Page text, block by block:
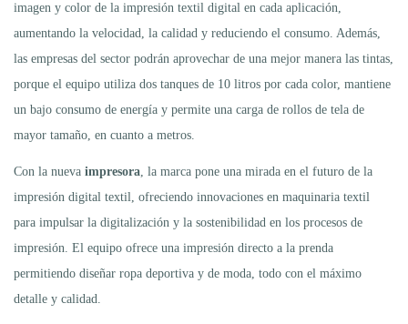
imagen y color de la impresión textil digital en cada aplicación,
aumentando la velocidad, la calidad y reduciendo el consumo. Además,
las empresas del sector podrán aprovechar de una mejor manera las tintas,
porque el equipo utiliza dos tanques de 10 litros por cada color, mantiene
un bajo consumo de energía y permite una carga de rollos de tela de
mayor tamaño, en cuanto a metros.
Con la nueva impresora, la marca pone una mirada en el futuro de la
impresión digital textil, ofreciendo innovaciones en maquinaria textil
para impulsar la digitalización y la sostenibilidad en los procesos de
impresión. El equipo ofrece una impresión directo a la prenda
permitiendo diseñar ropa deportiva y de moda, todo con el máximo
detalle y calidad.